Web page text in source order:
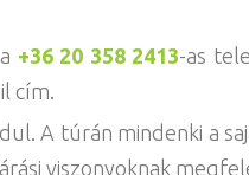
+36 20 358 2413-as
cím.
A túrán mindenki a
viszonyoknak